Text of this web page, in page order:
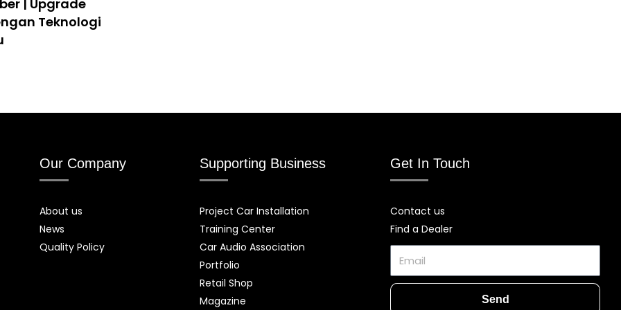
| Upgrade
Teknologi
Our Company
About us
News
Quality Policy
Supporting Business
Project Car Installation
Training Center
Car Audio Association
Portfolio
Retail Shop
Magazine
Get In Touch
Contact us
Find a Dealer
Send